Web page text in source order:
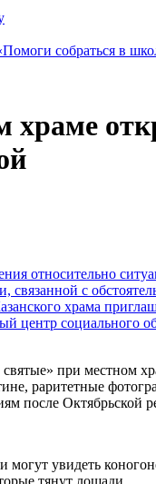
собраться в
храме
связанной с
при местном
раритетные
после Октябрьской
увидеть